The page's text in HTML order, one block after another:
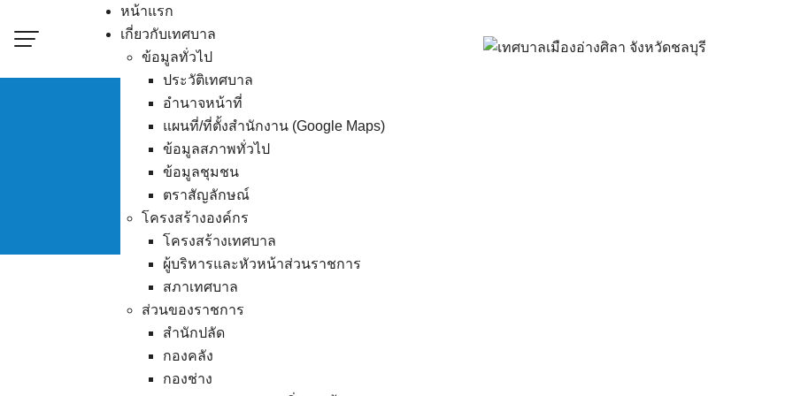
หน้าแรก
เกี่ยวกับเทศบาล
ข้อมูลทั่วไป
ประวัติเทศบาล
อำนาจหน้าที่
แผนที่/ที่ตั้งสำนักงาน (Google Maps)
ข้อมูลสภาพทั่วไป
ข้อมูลชุมชน
ตราสัญลักษณ์
โครงสร้างองค์กร
โครงสร้างเทศบาล
ผู้บริหารและหัวหน้าส่วนราชการ
สภาเทศบาล
ส่วนของราชการ
สำนักปลัด
กองคลัง
กองช่าง